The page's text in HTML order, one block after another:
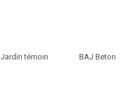
Jardin témoin
BAJ Beton